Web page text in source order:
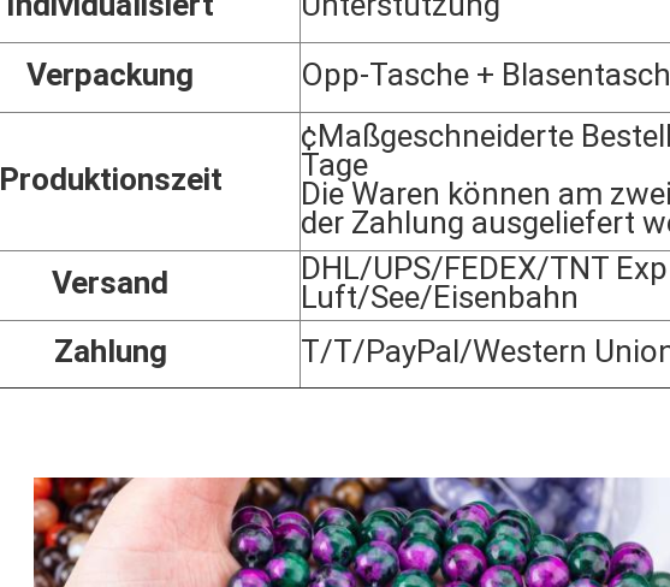
Verpackung
Opp-Tasche +
Produktionszeit
¢Maßgeschneiderte
Tage
Die Waren können am
der Zahlung ausgeliefert
Versand
DHL/UPS/FEDEX/TNT
Luft/See/Eisenbahn
Zahlung
T/T/PayPal/Western